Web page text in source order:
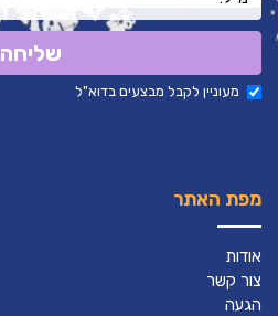
שליחה
מעוניין לקבל מבצעים בדוא"ל
מפת האתר
אודות
צור קשר
הגעה